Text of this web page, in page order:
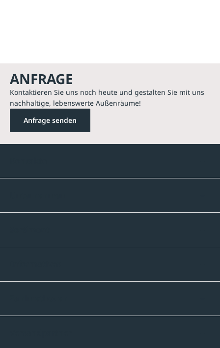
ANFRAGE
Kontaktieren Sie uns noch heute und gestalten Sie mit uns
nachhaltige, lebenswerte Außenräume!
Anfrage senden